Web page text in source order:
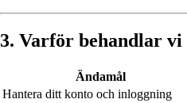
3. Varför behandlar
Ändamål
Hantera ditt konto och inloggning